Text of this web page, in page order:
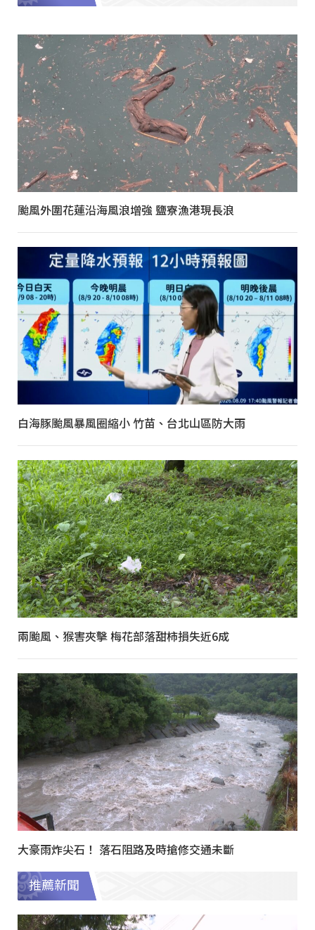
颱風外圍花蓮沿海風浪增強 鹽寮漁港現長浪
白海豚颱風暴風圈縮小 竹苗、台北山區防大雨
兩颱風、猴害夾擊 梅花部落甜柿損失近6成
大豪雨炸尖石！ 落石阻路及時搶修交通未斷
推薦新聞